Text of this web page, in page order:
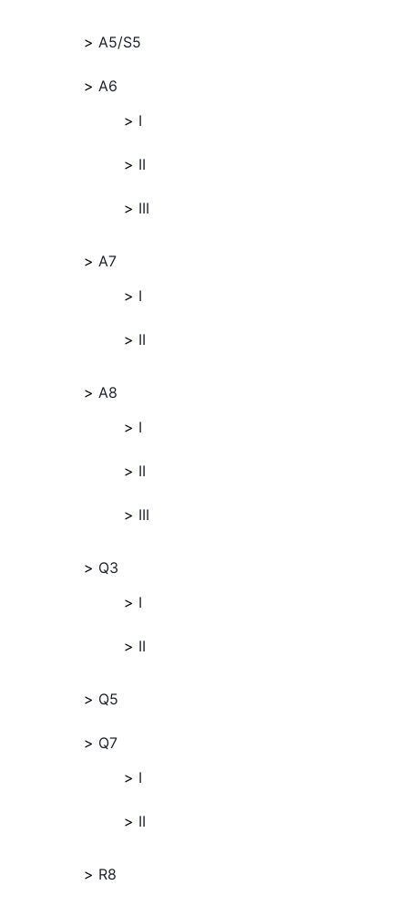
A5/S5
A6
I
II
III
A7
I
II
A8
I
II
III
Q3
I
II
Q5
Q7
I
II
R8